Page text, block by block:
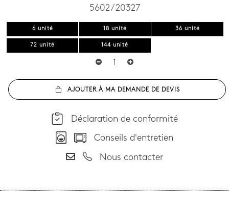
5602 / 20327
6 unité 18 unité 36 unité
72 unité 144 unité
AJOUTER À MA DEMANDE DE DEVIS
Déclaration de conformité
Conseils d'entretien
Nous contacter